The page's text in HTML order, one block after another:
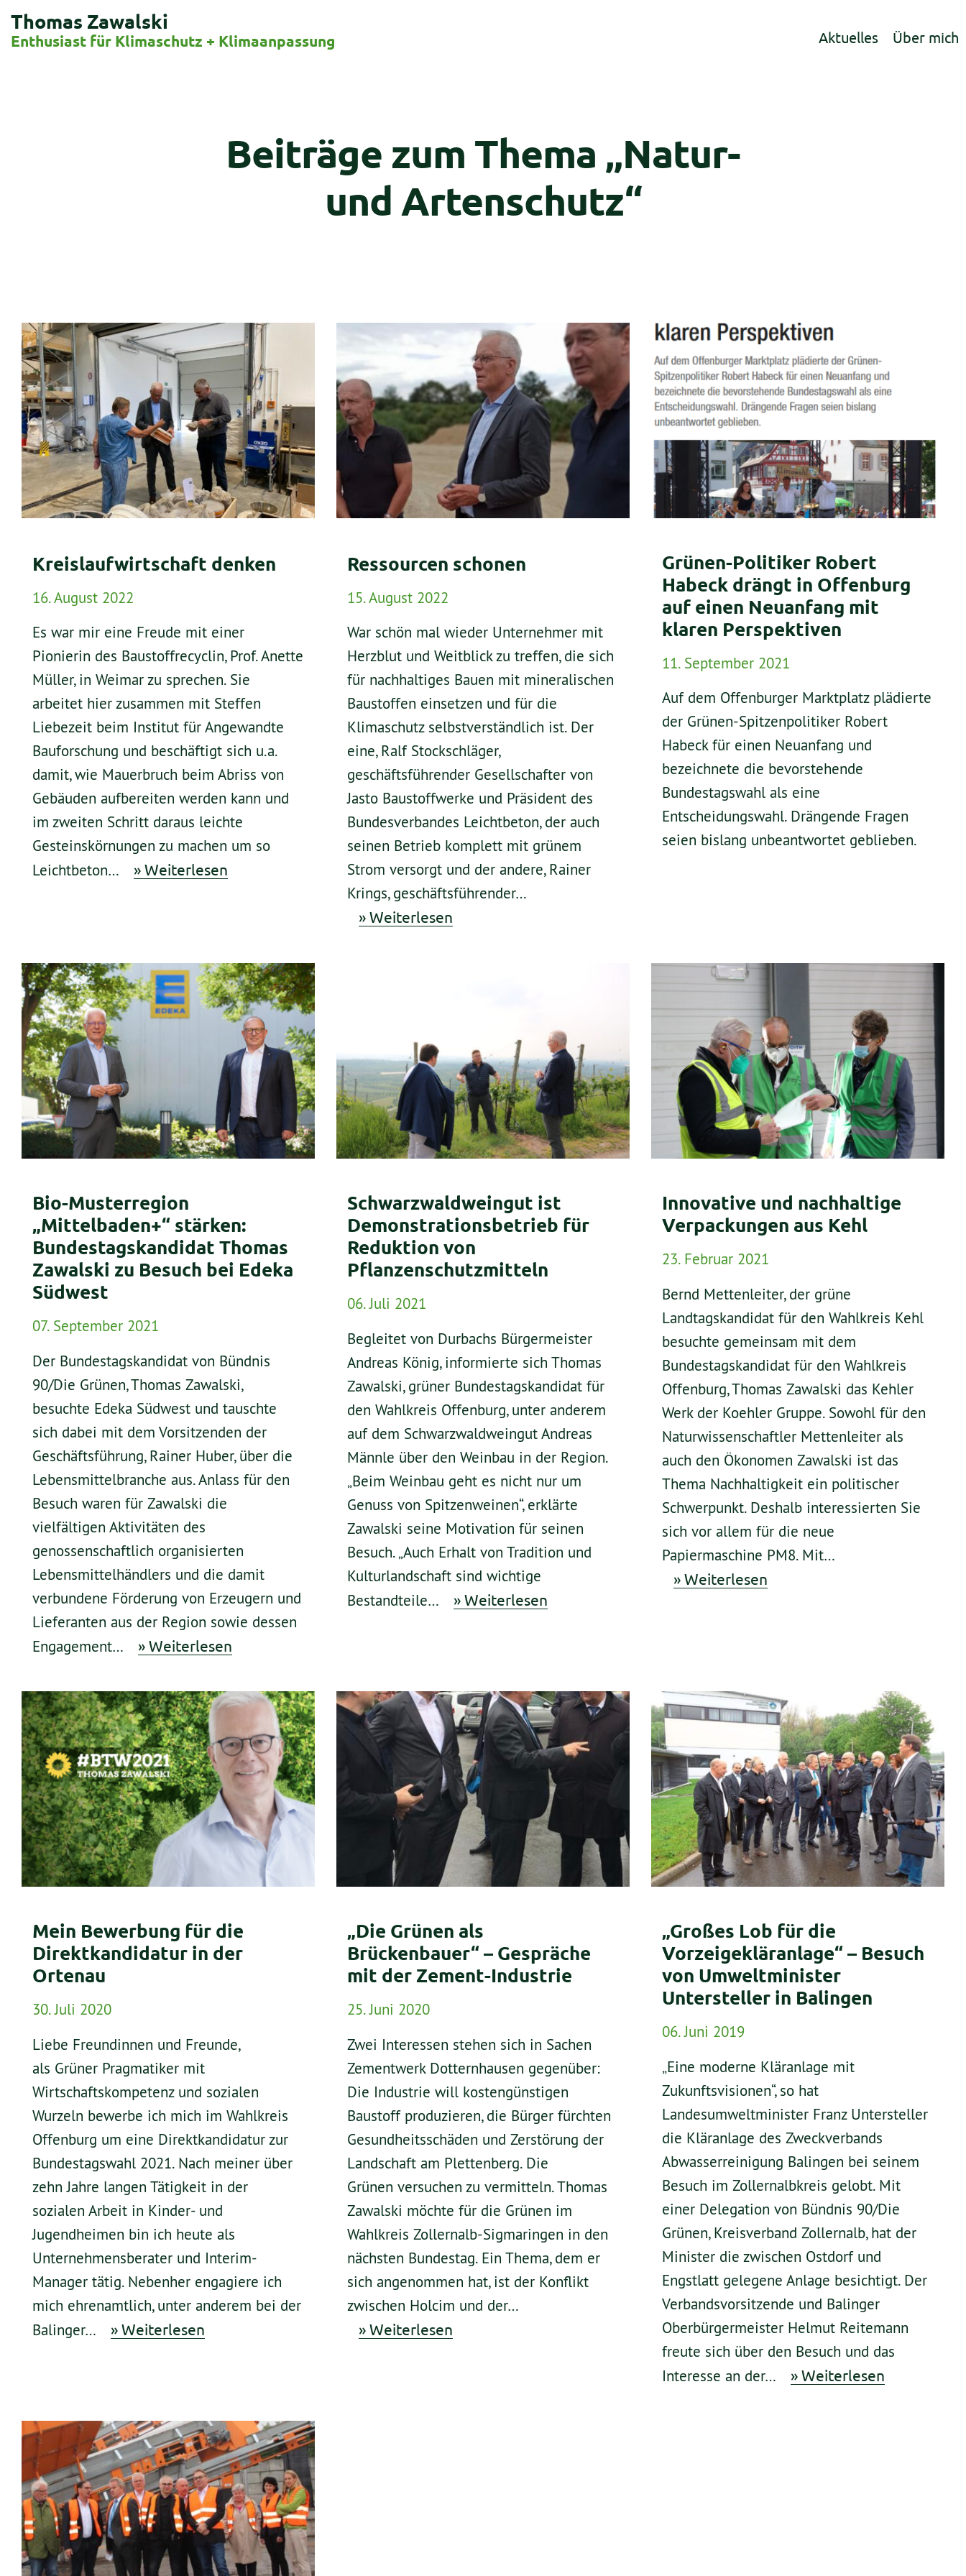
Thomas Zawalski
Enthusiast für Klimaschutz + Klimaanpassung Aktuelles Über mich
Beiträge zum Thema „Natur-
und Artenschutz“
Kreislaufwirtschaft denken
16. August 2022
Es war mir eine Freude mit einer
Pionierin des Baustoffrecyclin, Prof. Anette
Müller, in Weimar zu sprechen. Sie
arbeitet hier zusammen mit Steffen
Liebezeit beim Institut für Angewandte
Bauforschung und beschäftigt sich u.a.
damit, wie Mauerbruch beim Abriss von
Gebäuden aufbereiten werden kann und
im zweiten Schritt daraus leichte
Gesteinskörnungen zu machen um so
Leichtbeton…
» Weiterlesen
Ressourcen schonen
15. August 2022
War schön mal wieder Unternehmer mit
Herzblut und Weitblick zu treffen, die sich
für nachhaltiges Bauen mit mineralischen
Baustoffen einsetzen und für die
Klimaschutz selbstverständlich ist. Der
eine, Ralf Stockschläger,
geschäftsführender Gesellschafter von
Jasto Baustoffwerke und Präsident des
Bundesverbandes Leichtbeton, der auch
seinen Betrieb komplett mit grünem
Strom versorgt und der andere, Rainer
Krings, geschäftsführender…
» Weiterlesen
Grünen-Politiker Robert
Habeck drängt in Offenburg
auf einen Neuanfang mit
klaren Perspektiven
11. September 2021
Auf dem Offenburger Marktplatz plädierte
der Grünen-Spitzenpolitiker Robert
Habeck für einen Neuanfang und
bezeichnete die bevorstehende
Bundestagswahl als eine
Entscheidungswahl. Drängende Fragen
seien bislang unbeantwortet geblieben.
Bio-Musterregion
„Mittelbaden+“ stärken:
Bundestagskandidat Thomas
Zawalski zu Besuch bei Edeka
Südwest
07. September 2021
Der Bundestagskandidat von Bündnis
90/Die Grünen, Thomas Zawalski,
besuchte Edeka Südwest und tauschte
sich dabei mit dem Vorsitzenden der
Geschäftsführung, Rainer Huber, über die
Lebensmittelbranche aus. Anlass für den
Besuch waren für Zawalski die
vielfältigen Aktivitäten des
genossenschaftlich organisierten
Lebensmittelhändlers und die damit
verbundene Förderung von Erzeugern und
Lieferanten aus der Region sowie dessen
Engagement…
» Weiterlesen
Schwarzwaldweingut ist
Demonstrationsbetrieb für
Reduktion von
Pflanzenschutzmitteln
06. Juli 2021
Begleitet von Durbachs Bürgermeister
Andreas König, informierte sich Thomas
Zawalski, grüner Bundestagskandidat für
den Wahlkreis Offenburg, unter anderem
auf dem Schwarzwaldweingut Andreas
Männle über den Weinbau in der Region.
„Beim Weinbau geht es nicht nur um
Genuss von Spitzenweinen“, erklärte
Zawalski seine Motivation für seinen
Besuch. „Auch Erhalt von Tradition und
Kulturlandschaft sind wichtige
Bestandteile…
» Weiterlesen
Innovative und nachhaltige
Verpackungen aus Kehl
23. Februar 2021
Bernd Mettenleiter, der grüne
Landtagskandidat für den Wahlkreis Kehl
besuchte gemeinsam mit dem
Bundestagskandidat für den Wahlkreis
Offenburg, Thomas Zawalski das Kehler
Werk der Koehler Gruppe. Sowohl für den
Naturwissenschaftler Mettenleiter als
auch den Ökonomen Zawalski ist das
Thema Nachhaltigkeit ein politischer
Schwerpunkt. Deshalb interessierten Sie
sich vor allem für die neue
Papiermaschine PM8. Mit…
» Weiterlesen
Mein Bewerbung für die
Direktkandidatur in der
Ortenau
30. Juli 2020
Liebe Freundinnen und Freunde,
als Grüner Pragmatiker mit
Wirtschaftskompetenz und sozialen
Wurzeln bewerbe ich mich im Wahlkreis
Offenburg um eine Direktkandidatur zur
Bundestagswahl 2021. Nach meiner über
zehn Jahre langen Tätigkeit in der
sozialen Arbeit in Kinder- und
Jugendheimen bin ich heute als
Unternehmensberater und Interim-
Manager tätig. Nebenher engagiere ich
mich ehrenamtlich, unter anderem bei der
Balinger…
» Weiterlesen
„Die Grünen als
Brückenbauer“ – Gespräche
mit der Zement-Industrie
25. Juni 2020
Zwei Interessen stehen sich in Sachen
Zementwerk Dotternhausen gegenüber:
Die Industrie will kostengünstigen
Baustoff produzieren, die Bürger fürchten
Gesundheitsschäden und Zerstörung der
Landschaft am Plettenberg. Die
Grünen versuchen zu vermitteln. Thomas
Zawalski möchte für die Grünen im
Wahlkreis Zollernalb-Sigmaringen in den
nächsten Bundestag. Ein Thema, dem er
sich angenommen hat, ist der Konflikt
zwischen Holcim und der…
» Weiterlesen
„Großes Lob für die
Vorzeigekläranlage“ – Besuch
von Umweltminister
Untersteller in Balingen
06. Juni 2019
„Eine moderne Kläranlage mit
Zukunftsvisionen“, so hat
Landesumweltminister Franz Untersteller
die Kläranlage des Zweckverbands
Abwasserreinigung Balingen bei seinem
Besuch im Zollernalbkreis gelobt. Mit
einer Delegation von Bündnis 90/Die
Grünen, Kreisverband Zollernalb, hat der
Minister die zwischen Ostdorf und
Engstlatt gelegene Anlage besichtigt. Der
Verbandsvorsitzende und Balinger
Oberbürgermeister Helmut Reitemann
freute sich über den Besuch und das
Interesse an der…
» Weiterlesen